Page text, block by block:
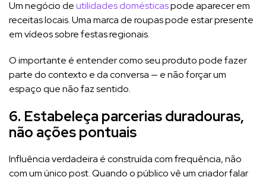
Um negócio deutilidades domésticaspode aparecer em
receitas locais. Uma marca de roupas pode estar presente
em vídeos sobre festas regionais.
O importante é entender como seu produto pode fazer
parte do contexto e da conversa — e não forçar um
espaço que não faz sentido.
6. Estabeleça parcerias duradouras,
não ações pontuais
Influência verdadeira é construída com frequência, não
com um único post. Quando o público vê um criador falar